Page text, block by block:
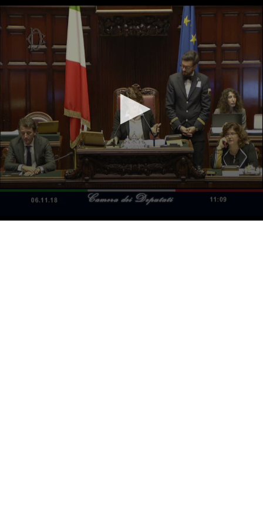
Vai al contenuto principale
WebTV Camera dei Deputati
Vai al menu di navigazione
Contenuto
Fine contenuto
Vai al contenuto principale Vai al menu di navigazione